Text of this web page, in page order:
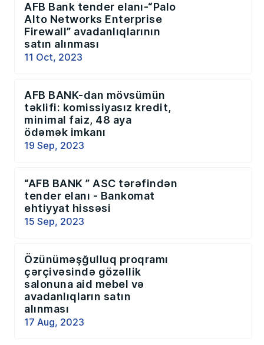
AFB Bank tender elanı-“Palo
Alto Networks Enterprise
Firewall” avadanlıqlarının
satın alınması
11 Oct, 2023
AFB BANK-dan mövsümün
təklifi: komissiyasız kredit,
minimal faiz, 48 aya
ödəmək imkanı
19 Sep, 2023
“AFB BANK ” ASC tərəfindən
tender elanı - Bankomat
ehtiyyat hissəsi
15 Sep, 2023
Özünüməşğulluq proqramı
çərçivəsində gözəllik
salonuna aid mebel və
avadanlıqların satın
alınması
17 Aug, 2023